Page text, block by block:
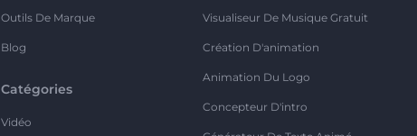
Outils De Marque
Blog
Catégories
Vidéo
Visualiseur De Musique Gratuit
Création D'animation
Animation Du Logo
Concepteur D'intro